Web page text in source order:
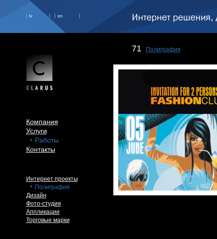
lv en
Компания
Услуги
Работы
Контакты
Интернет проекты
Полиграфия
Дизайн
Фото-студия
Аппликации
Торговые марки
71 Полиграфия